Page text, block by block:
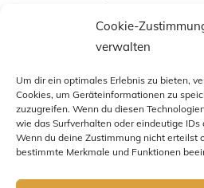
Cookie-
verwalten
Um dir ein optimales Erlebnis zu bieten,
Cookies, um Geräteinformationen zu
zuzugreifen. Wenn du diesen
wie das Surfverhalten oder eindeutige
Wenn du deine Zustimmung nicht erteilst
bestimmte Merkmale und Funktionen
Fashion
Fotografie
Uncategorized